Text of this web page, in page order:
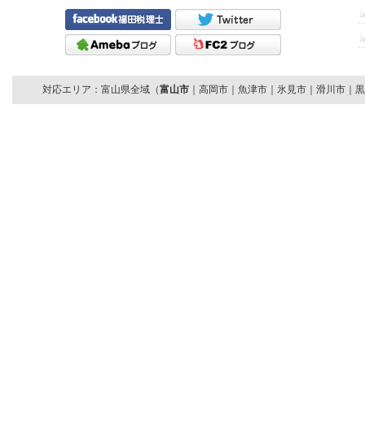
対応エリア：富山県全域（富山市 ｜高岡市｜魚津市｜氷見市｜滑川市｜